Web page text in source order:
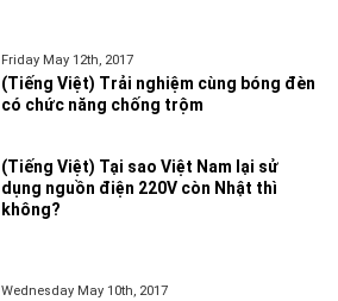
Friday May 12th, 2017
(Tiếng Việt) Trải nghiệm cùng bóng đèn
có chức năng chống trộm
(Tiếng Việt) Tại sao Việt Nam lại sử
dụng nguồn điện 220V còn Nhật thì
không?
Wednesday May 10th, 2017